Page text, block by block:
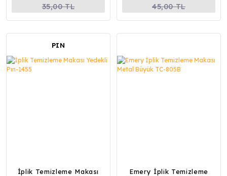
35,00 TL
45,00 TL
PIN
İplik Temizleme Makası
Emery İplik Temizleme